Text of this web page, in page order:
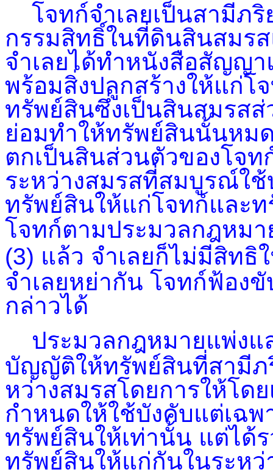
โจทก์จำเลยเป็นสามีภริ
กรรมสิทธิ์ในที่ดินสินสมรส
จำเลยได้ทำหนังสือสัญญ
พร้อมสิ่งปลูกสร้างให้แก่โ
ทรัพย์สินซึ่งเป็นสินสมรส
ย่อมทำให้ทรัพย์สินนั้นหม
ตกเป็นสินส่วนตัวของโจ
ระหว่างสมรสที่สมบูรณ์ใช้
ทรัพย์สินให้แก่โจทก์และ
โจทก์ตามประมวลกฎหม
(3) แล้ว จำเลยก็ไม่มีสิท
จำเลยหย่ากัน โจทก์ฟ้อง
กล่าวได้
ประมวลกฎหมายแพ่ง
บัญญัติให้ทรัพย์สินที่สามีภ
หว่างสมรสโดยการให้โด
กำหนดให้ใช้บังคับแต่เฉ
ทรัพย์สินให้เท่านั้น แต่ได้
ทรัพย์สินให้แก่กันในระหว่